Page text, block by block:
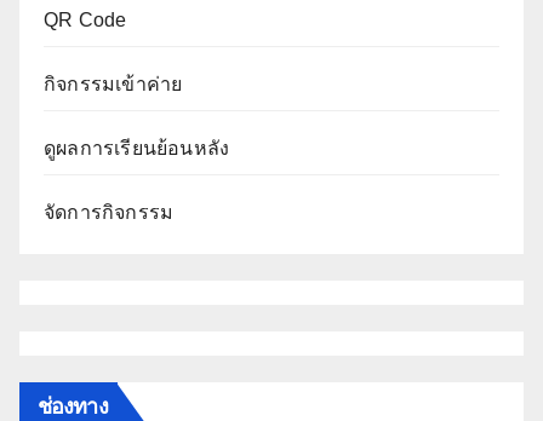
QR Code
กิจกรรมเข้าค่าย
ดูผลการเรียนย้อนหลัง
จัดการกิจกรรม
ช่องทาง